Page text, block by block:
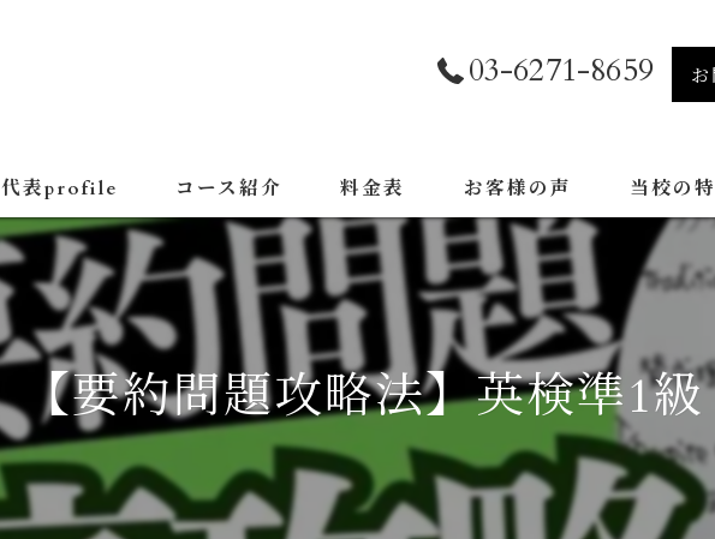
03-6271-8659
代表profile コース紹介
資格取得コース
特別コース
料金表 お客様の声 当校の
塾
英検
TOEIC
TOEFL
受験
【要約問題攻略法】英検準1